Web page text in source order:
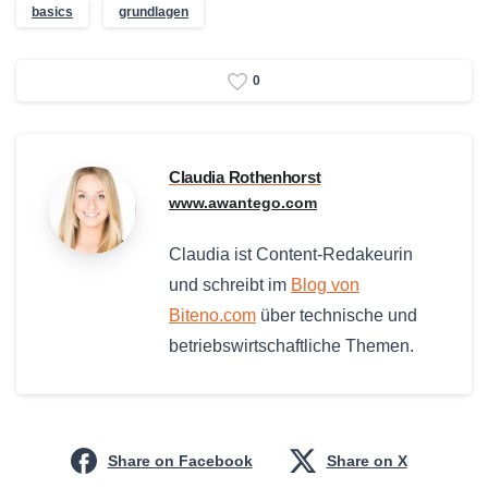
basics grundlagen
0
Claudia Rothenhorst
www.awantego.com
Claudia ist Content-Redakeurin
und schreibt im Blog von
Biteno.com über technische und
betriebswirtschaftliche Themen.
Share on Facebook Share on X